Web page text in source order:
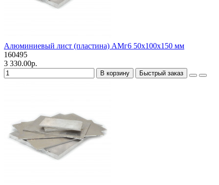
Алюминиевый лист (пластина) АМг6 50х100х150 мм
160495
3 330.00р.
В корзину Быстрый заказ